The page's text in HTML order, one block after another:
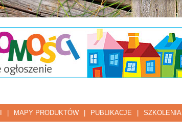
MAPY PRODUKTÓW PUBLIKACJE SZKOLENIA